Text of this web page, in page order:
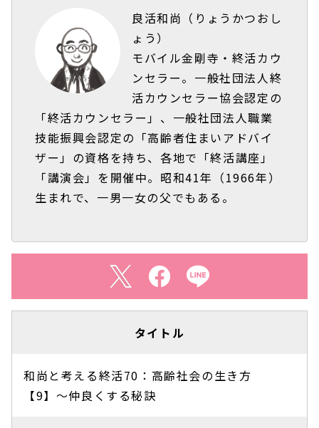
良活和尚（りょうかつおし
ょう）
モバイル金剛寺・終活カウ
ンセラー。一般社団法人終
活カウンセラー協会認定の
「終活カウンセラー」、一般社団法人職業
技能振興会認定の「高齢者住まいアドバイ
ザー」の資格を持ち、各地で「終活講座」
「講演会」を開催中。昭和41年（1966年）
生まれで、一男一女の父でもある。
タイトル
和尚と考える終活70：高齢社会の生き方
【9】〜仲良くする秘訣